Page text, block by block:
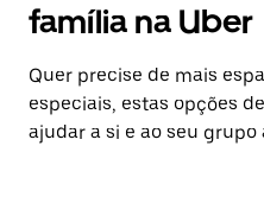
família na Uber
Quer precise de mais
especiais, estas opções
ajudar a si e ao seu